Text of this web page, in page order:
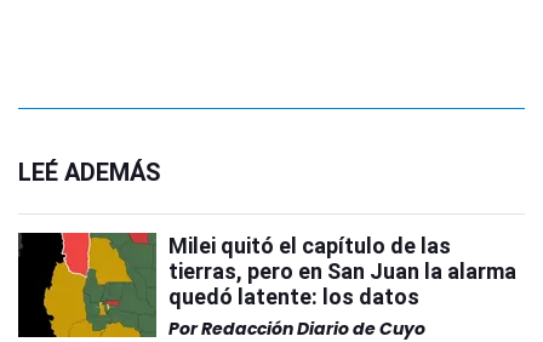
LEÉ ADEMÁS
Milei quitó el capítulo de las
tierras, pero en San Juan la alarma
quedó latente: los datos
PorRedacción Diario de Cuyo